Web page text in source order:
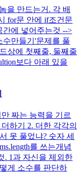
을 만드는거. 각 배
for문 안에 if조건문
간에 넣어주는것 -->
수만들기'문제를 풀
상에 첫째줄, 둘째줄
보다 아래 있을
짜는 능력을 기르
하기 2. 더한 각각의
못 풀었냐? 숫자 세
를 쓰는개념
. 1과 자신을 제외한
게 소수를 판단하